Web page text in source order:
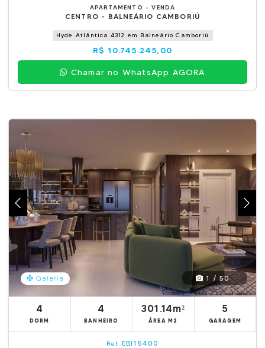
APARTAMENTO - VENDA
CENTRO - BALNEÁRIO CAMBORIÚ
Hyde Atlântica 4312 em Balneário Camboriú
R$ 10.745.245,00
Chamar no WhatsApp AGORA
Galeria 1 / 50
4
DORM
4
BANHEIRO
301.14m²
ÁREA M2
5
GARAGEM
Ref. EBI15400